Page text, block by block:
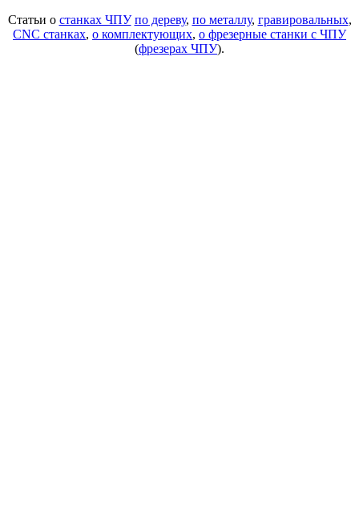
Статьи о станках ЧПУ по дереву, по металлу, гравировальных,
CNC станках, о комплектующих, о фрезерные станки с ЧПУ
(фрезерах ЧПУ).